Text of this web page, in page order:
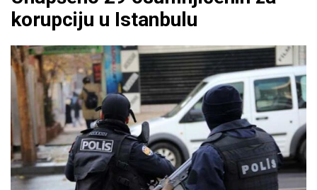
korupciju u Istanbulu